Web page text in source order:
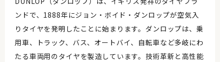
ンドで、1888年にジョン・ボイド・ダンロップが空気入
りタイヤを発明したことに始まります。ダンロップは、乗
用車、トラック、バス、オートバイ、自転車など多岐にわ
たる車両用のタイヤを製造しています。技術革新と高性能